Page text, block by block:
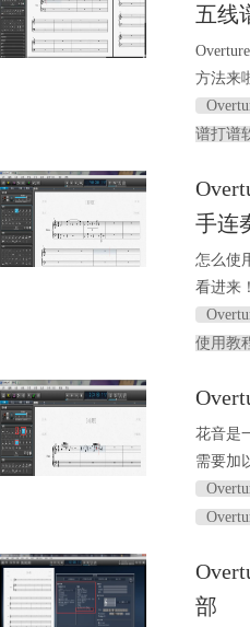
五线
方法来
谱打谱
手连
怎么使
看进来！
使用教
花音是
需要加
部